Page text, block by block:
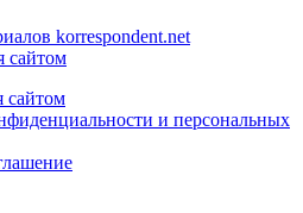
korrespondent.net
сайтом
сайтом
и персональных